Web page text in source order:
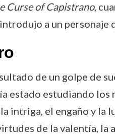
Curse of Capistrano,
a un
de un golpe de
estado estudiando
intriga, el engaño y
de la valentía,